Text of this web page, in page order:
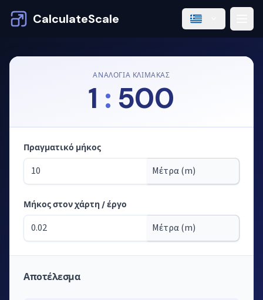
CalculateScale
ΑΝΑΛΟΓΊΑ ΚΛΊΜΑΚΑΣ
1 : 500
Λειτουργία: υπολογισμός μηκών από την κλίμακα
Πραγματικό μήκος
Μήκος στον χάρτη / έργο
Αποτέλεσμα